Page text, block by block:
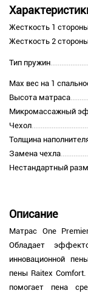
Жесткость 1
Жесткость 2
Тип пружин
Max вес на 1
Высота матраса
Микромассажный
Чехол
Толщина
Замена чехла
Нестандартный
Описание
Матрас One
Обладает
инновационной
пены Raitex
помогает пена